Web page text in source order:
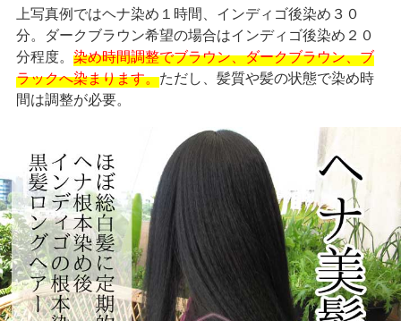
上写真例ではヘナ染め１時間、インディゴ後染め３０
分。ダークブラウン希望の場合はインディゴ後染め２０
分程度。 染め時間調整でブラウン、ダークブラウン、ブ
ラックへ染まります。ただし、髪質や髪の状態で染め時
間は調整が必要。